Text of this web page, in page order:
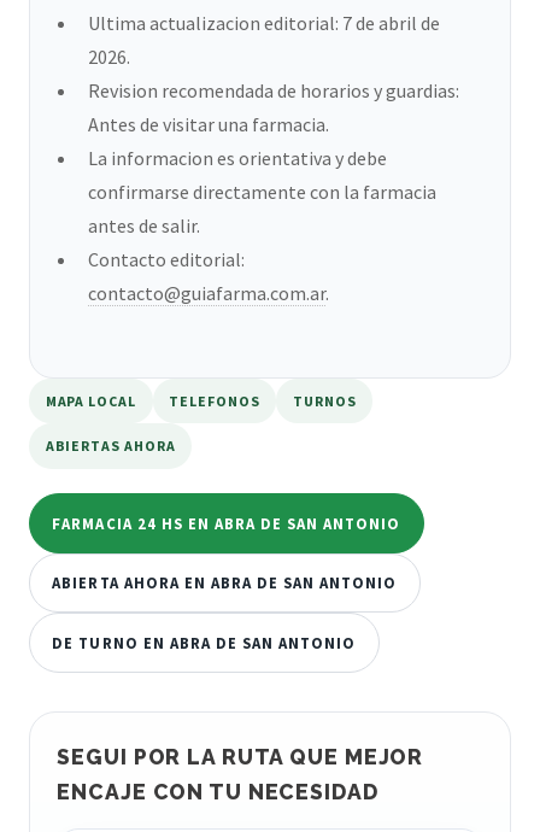
Ultima actualizacion editorial: 7 de abril de
2026.
Revision recomendada de horarios y guardias:
Antes de visitar una farmacia.
La informacion es orientativa y debe
confirmarse directamente con la farmacia
antes de salir.
Contacto editorial:
contacto@guiafarma.com.ar.
MAPA LOCAL TELEFONOS TURNOS
ABIERTAS AHORA
FARMACIA 24 HS EN ABRA DE SAN ANTONIO
ABIERTA AHORA EN ABRA DE SAN ANTONIO
DE TURNO EN ABRA DE SAN ANTONIO
SEGUI POR LA RUTA QUE MEJOR
ENCAJE CON TU NECESIDAD